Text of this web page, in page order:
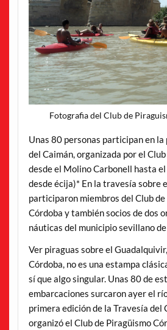
Fotografia del Club de
Unas 80 personas participan en
del Caimán, organizada por el
desde el Molino Carbonell hasta
desde écija)* En la travesía sobre
participaron miembros del Club
Córdoba y también socios de dos
náuticas del municipio sevillano
Ver piraguas sobre el
Córdoba, no es una estampa
sí que algo singular. Unas 80 de
embarcaciones surcaron ayer el
primera edición de la Travesía del
organizó el Club de Piragüismo